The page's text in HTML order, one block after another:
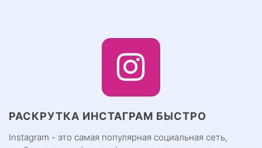
РАСКРУТКА ИНСТАГРАМ БЫСТРО
Instagram - это самая популярная социальная сеть,